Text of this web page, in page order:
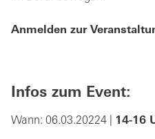
Anmelden zur
Infos zum Event:
Wann: 06.03.20224 | 14-16